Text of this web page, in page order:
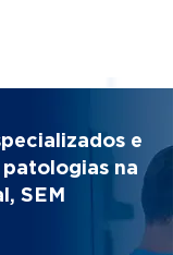
e
na
SEM